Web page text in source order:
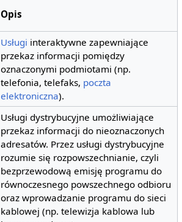
Opis
Usługi interaktywne zapewniające
przekaz informacji pomiędzy
oznaczonymi podmiotami (np.
telefonia, telefaks, poczta
elektroniczna).
Usługi dystrybucyjne umożliwiające
przekaz informacji do nieoznaczonych
adresatów. Przez usługi dystrybucyjne
rozumie się rozpowszechnianie, czyli
bezprzewodową emisję programu do
równoczesnego powszechnego odbioru
oraz wprowadzanie programu do sieci
kablowej (np. telewizja kablowa lub